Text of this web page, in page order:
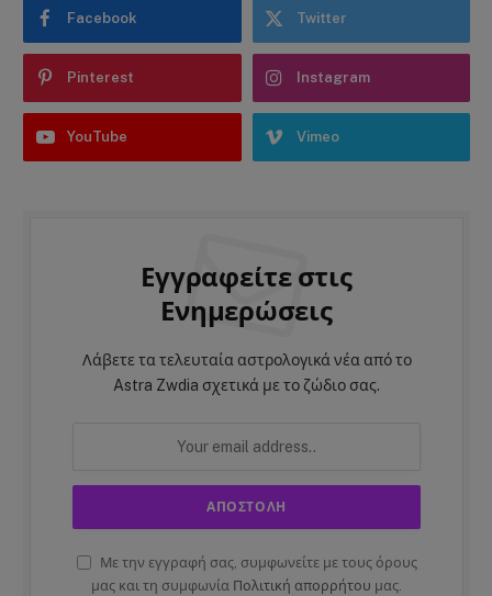
Facebook Twitter
Pinterest Instagram
YouTube Vimeo
Εγγραφείτε στις
Ενημερώσεις
Λάβετε τα τελευταία αστρολογικά νέα από το
Astra Zwdia σχετικά με το ζώδιο σας.
Με την εγγραφή σας, συμφωνείτε με τους όρους
μας και τη συμφωνία Πολιτική απορρήτου μας.